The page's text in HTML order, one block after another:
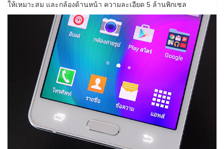
ให้เหมาะสม และกล้องด้านหน้า ความละเอียด 5 ล้านพิกเซล